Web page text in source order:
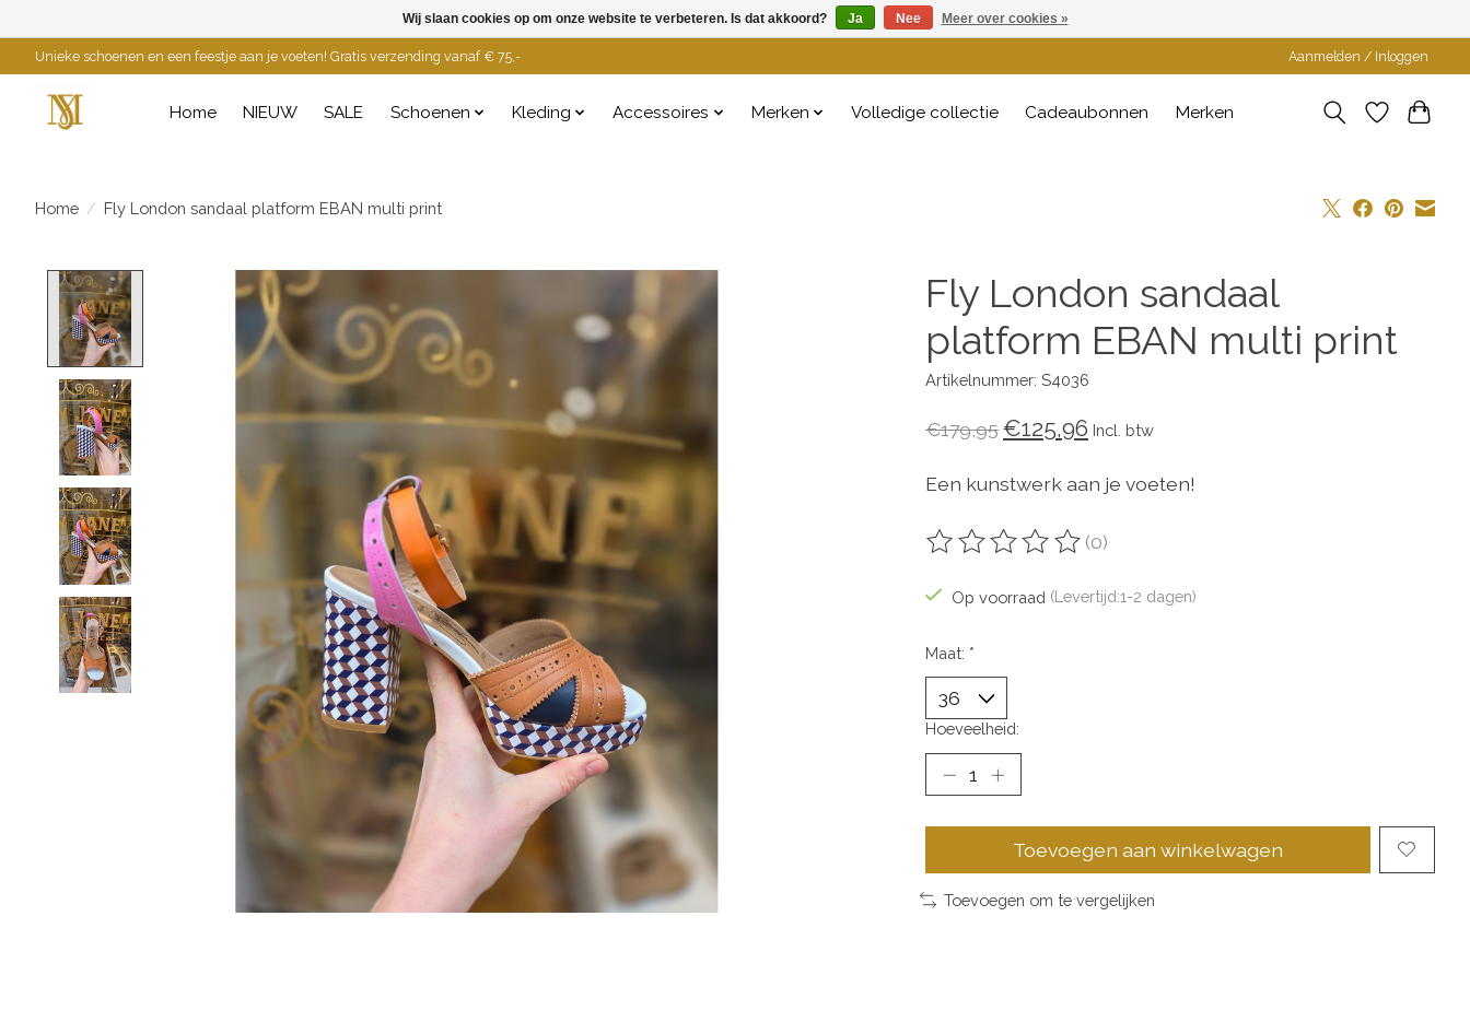
Unieke schoenen en een feestje aan je voeten! Gratis verzending vanaf € 75,- Aanmelden / Inloggen
Home NIEUW SALE Schoenen Kleding Accessoires Merken Volledige collectie Cadeaubonnen Merken
Home / Fly London sandaal platform EBAN multi print
Product image slideshow Items
Fly London sandaal
platform EBAN multi print
Artikelnummer: S4036
€179,95€125,96 Incl. btw
Een kunstwerk aan je voeten!
De beoordeling van dit product is
(0)
Op voorraad (Levertijd:1-2 dagen)
Maat: *
Hoeveelheid:
Toevoegen aan winkelwagen
Toevoegen om te vergelijken
Wij slaan cookies op om onze website te verbeteren. Is dat akkoord? Ja Nee Meer over cookies »